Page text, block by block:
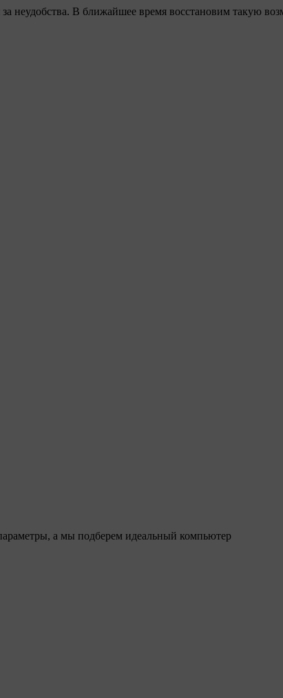
неудобства. В ближайшее время восстановим такую
а мы подберем идеальный компьютер